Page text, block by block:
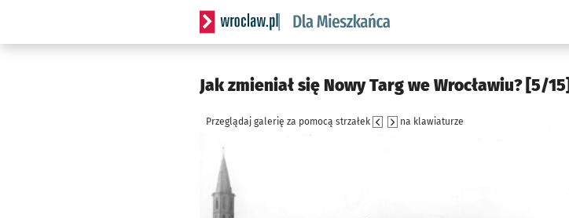
Serwis informacyjny wroclaw.pl podserwis: Dla mieszkańca
Jak zmieniał się Nowy Targ we Wrocławiu? [5/15]
Przeglądaj galerię za pomocą strzałek na klawiaturze